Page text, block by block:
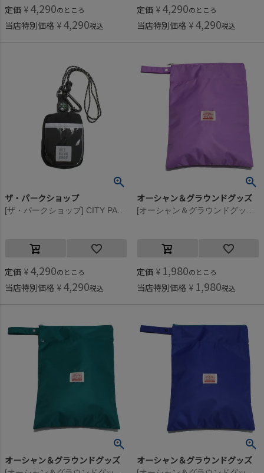
定価 ¥ 4,290のところ
当店特別価格 ¥ 4,290税込
定価 ¥ 4,290のところ
当店特別価格 ¥ 4,290税込
ザ・パークショップ
定価 ¥ 4,290のところ
当店特別価格 ¥ 4,290税込
オーシャン＆グラウンドグッズ
定価 ¥ 1,980のところ
当店特別価格 ¥ 1,980税込
オーシャン＆グラウンドグッズ オーシャン＆グラウンドグッズ